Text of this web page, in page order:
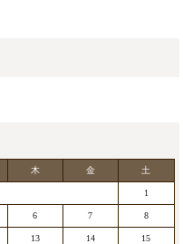
木 金 土
1
6 7 8
13 14 15